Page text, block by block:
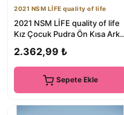
2021 NSM LİFE quality of life
2021 NSM LİFE quality of life
Kız Çocuk Pudra Ön Kısa Arka
2.362,99 ₺
Sepete Ekle